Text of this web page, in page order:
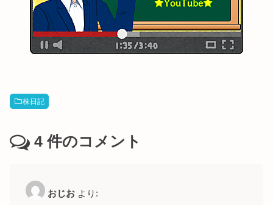
株日記
4 件のコメント
おじお より: